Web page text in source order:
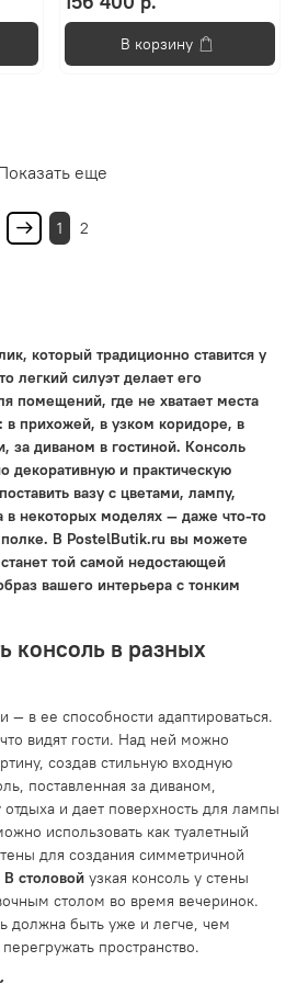
В корзину
еще
1 2
который традиционно ставится у
легкий силуэт делает его
помещений, где не хватает места
в прихожей, в узком коридоре, в
за диваном в гостиной. Консоль
декоративную и практическую
вазу с цветами, лампу,
в некоторых моделях — даже что-то
полке. В PostelButik.ru вы можете
той самой недостающей
вашего интерьера с тонким
консоль в разных
— в ее способности адаптироваться.
видят гости. Над ней можно
создав стильную входную
поставленная за диваном,
отдыха и дает поверхность для лампы
использовать как туалетный
для создания симметричной
В столовой узкая консоль у стены
столом во время вечеринок.
должна быть уже и легче, чем
пространство.